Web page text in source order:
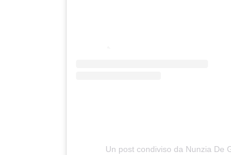
Un post condiviso da Nunzia De